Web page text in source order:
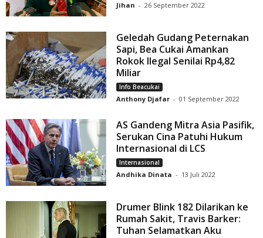
Jihan - 26 September 2022
Geledah Gudang Peternakan
Sapi, Bea Cukai Amankan
Rokok Ilegal Senilai Rp4,82
Miliar
Info Beacukai
Anthony Djafar - 01 September 2022
AS Gandeng Mitra Asia Pasifik,
Serukan Cina Patuhi Hukum
Internasional di LCS
Internasional
Andhika Dinata - 13 Juli 2022
Drumer Blink 182 Dilarikan ke
Rumah Sakit, Travis Barker:
Tuhan Selamatkan Aku